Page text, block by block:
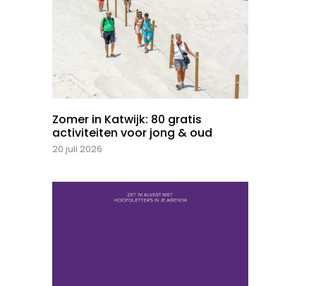
Zomer in Katwijk: 80 gratis
activiteiten voor jong & oud
20 juli 2026